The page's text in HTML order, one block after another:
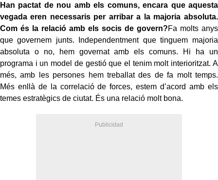
Han pactat de nou amb els comuns, encara que aquesta
vegada eren necessaris per arribar a la majoria absoluta.
Com és la relació amb els socis de govern?Fa molts anys
que governem junts. Independentment que tinguem majoria
absoluta o no, hem governat amb els comuns. Hi ha un
programa i un model de gestió que el tenim molt interioritzat. A
més, amb les persones hem treballat des de fa molt temps.
Més enllà de la correlació de forces, estem d’acord amb els
temes estratègics de ciutat. És una relació molt bona.